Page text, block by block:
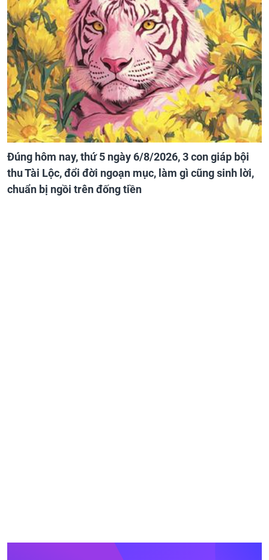
Đúng hôm nay, thứ 5 ngày 6/8/2026, 3 con giáp bội
thu Tài Lộc, đổi đời ngoạn mục, làm gì cũng sinh lời,
chuẩn bị ngồi trên đống tiền